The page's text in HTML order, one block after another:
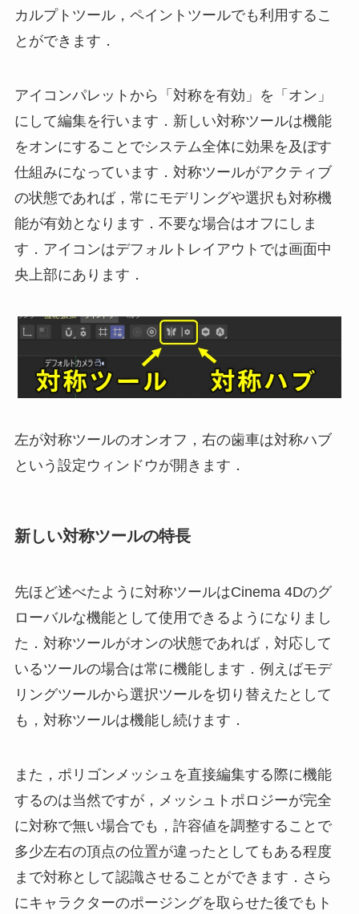
カルプトツール，ペイントツールでも利用するこ
とができます．
アイコンパレットから「対称を有効」を「オン」
にして編集を行います．新しい対称ツールは機能
をオンにすることでシステム全体に効果を及ぼす
仕組みになっています．対称ツールがアクティブ
の状態であれば，常にモデリングや選択も対称機
能が有効となります．不要な場合はオフにしま
す．アイコンはデフォルトレイアウトでは画面中
央上部にあります．
左が対称ツールのオンオフ，右の歯車は対称ハブ
という設定ウィンドウが開きます．
新しい対称ツールの特長
先ほど述べたように対称ツールはCinema 4Dのグ
ローバルな機能として使用できるようになりまし
た．対称ツールがオンの状態であれば，対応して
いるツールの場合は常に機能します．例えばモデ
リングツールから選択ツールを切り替えたとして
も，対称ツールは機能し続けます．
また，ポリゴンメッシュを直接編集する際に機能
するのは当然ですが，メッシュトポロジーが完全
に対称で無い場合でも，許容値を調整することで
多少左右の頂点の位置が違ったとしてもある程度
まで対称として認識させることができます．さら
にキャラクターのポージングを取らせた後でもト